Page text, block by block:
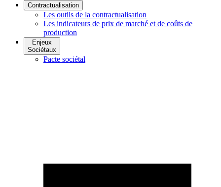
Contractualisation
Les outils de la contractualisation
Les indicateurs de prix de marché et de coûts de
production
Enjeux
Sociétaux
Pacte sociétal